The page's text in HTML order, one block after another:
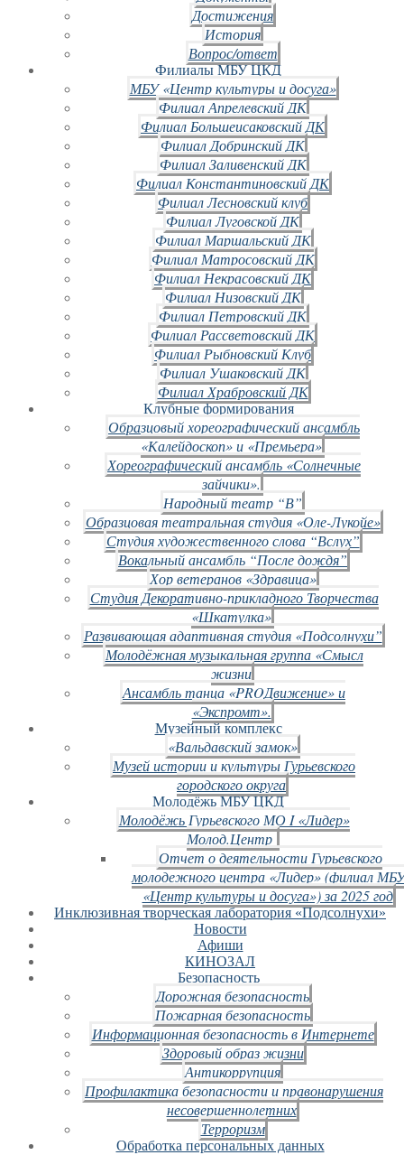
Достижения
История
Вопрос/ответ
Филиалы МБУ ЦКД
МБУ «Центр культуры и досуга»
Филиал Апрелевский ДК
Филиал Большеисаковский ДК
Филиал Добринский ДК
Филиал Заливенский ДК
Филиал Константиновский ДК
Филиал Лесновский клуб
Филиал Луговской ДК
Филиал Маршальский ДК
Филиал Матросовский ДК
Филиал Некрасовский ДК
Филиал Низовский ДК
Филиал Петровский ДК
Филиал Рассветовский ДК
Филиал Рыбновский Клуб
Филиал Ушаковский ДК
Филиал Храбровский ДК
Клубные формирования
Образцовый хореографический ансамбль
«Калейдоскоп» и «Премьера»
Хореографический ансамбль «Солнечные
зайчики».
Народный театр “В”
Образцовая театральная студия «Оле-Лукойе»
Студия художественного слова “Вслух”
Вокальный ансамбль “После дождя”
Хор ветеранов «Здравица»
Студия Декоративно-прикладного Творчества
«Шкатулка»
Развивающая адаптивная студия «Подсолнухи”
Молодёжная музыкальная группа «Смысл
жизни
Ансамбль танца «PROДвижение» и
«Экспромт».
Музейный комплекс
«Вальдавский замок»
Музей истории и культуры Гурьевского
городского округа
Молодёжь МБУ ЦКД
Молодёжь Гурьевского МО I «Лидер»
Молод.Центр
Отчет о деятельности Гурьевского
молодежного центра «Лидер» (филиал
«Центр культуры и досуга») за 2025 год
Инклюзивная творческая лаборатория «Подсолнухи»
Новости
Афиши
КИНОЗАЛ
Безопасность
Дорожная безопасность
Пожарная безопасность
Информационная безопасность в Интернете
Здоровый образ жизни
Антикоррупция
Профилактика безопасности и правонарушения
несовершеннолетних
Терроризм
Обработка персональных данных